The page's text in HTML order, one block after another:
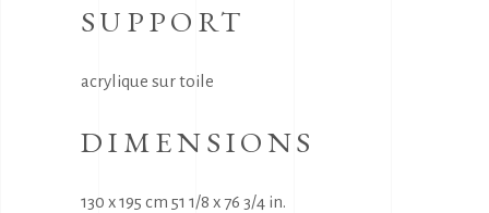
SUPPORT
acrylique sur toile
DIMENSIONS
130 x 195 cm 51 1/8 x 76 3/4 in.